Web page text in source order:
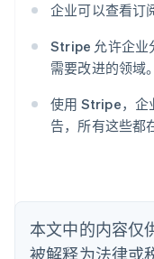
企业可以查看订
Stripe 允许企业
需要改进的领域。
使用 Stripe，企
告，所有这些都
本文中的内容仅
被解释为法律或
奥地利
澳大利亚
English
Português English
保加利亚
English
丹麦
English